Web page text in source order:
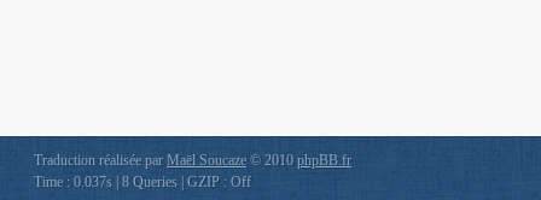
Traduction réalisée parMaël Soucaze© 2010 phpBB.fr
Time : 0.037s | 8 Queries | GZIP : Off